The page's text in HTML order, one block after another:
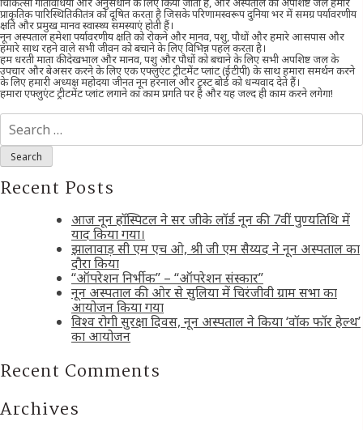
प्राकृतिक पारिस्थितिकी तंत्र को दूषित करता है जिसके परिणामस्वरूप दुनिया भर में समग्र पर्यावरणीय
क्षति और प्रमुख मानव स्वास्थ्य समस्याएं होती हैं।
नून अस्पताल हमेशा पर्यावरणीय क्षति को रोकने और मानव, पशु, पौधों और हमारे आसपास और
हमारे साथ रहने वाले सभी जीवन को बचाने के लिए विभिन्न पहल करता है।
हम धरती माता की देखभाल और मानव, पशु और पौधों को बचाने के लिए सभी अपशिष्ट जल के
उपचार और बेअसर करने के लिए एक एफ्लुएंट ट्रीटमेंट प्लांट (ईटीपी) के साथ हमारा समर्थन करने
के लिए हमारी अध्यक्ष महोदया जीनत नून हरनाल और ट्रस्ट बोर्ड को धन्यवाद देते हैं।
हमारा एफ्लुएंट ट्रीटमेंट प्लांट लगाने का काम प्रगति पर है और यह जल्द ही काम करने लगेगा!
Search
for:
Recent Posts
आज नून हॉस्पिटल ने सर जीके लॉर्ड नून की 7वीं पुण्यतिथि में
याद किया गया।
झालावाड़ सी एम एच ओ, श्री जी एम सैय्यद ने नून अस्पताल का
दौरा किया
“ऑपरेशन निर्भीक” – “ऑपरेशन संस्कार”
नून अस्पताल की ओर से सुलिया में चिरंजीवी ग्राम सभा का
आयोजन किया गया
विश्व रोगी सुरक्षा दिवस, नून अस्पताल ने किया ‘वॉक फॉर हेल्थ’
का आयोजन
Recent Comments
Archives